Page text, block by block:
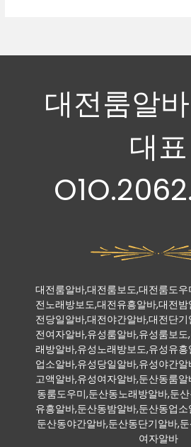
대전룸알
대표
대전룸알바,대전룸보도,대전룸도
전노래방보도,대전유흥알바,대전
전당일알바,대전야간알바,대전단
전여자알바,유성룸알바,유성룸보
래방알바,유성노래방보도,유성유
업소알바,유성당일알바,유성야간
고액알바,유성여자알바,둔산동룸
동룸도우미,둔산동노래방알바,둔
유흥알바,둔산동밤알바,둔산동업
둔산동야간알바,둔산동단기알바,
여자알바